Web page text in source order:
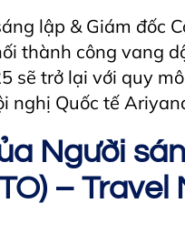
lập & Giám đốc
thành công vang
sẽ trở lại với quy
nghị Quốc tế
Người
– Travel